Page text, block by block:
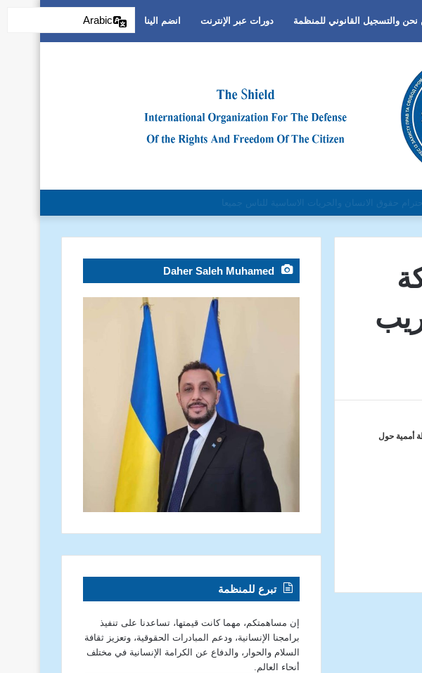
والتسجيل القانوني للمنظمة دورات عبر الإنترنت انضم الينا
ونبذ العنف والتطرف والتمييز العنصري
أممية حول
Daher Saleh Muhamed
تبرع للمنظمة
إن مساهمتكم، مهما كانت قيمتها، تساعدنا على تنفيذ
برامجنا الإنسانية، ودعم المبادرات الحقوقية، وتعزيز ثقافة
السلام والحوار، والدفاع عن الكرامة الإنسانية في مختلف
أنحاء العالم.
Arabic